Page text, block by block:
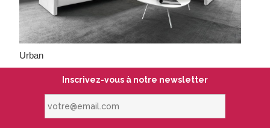
Urban
Inscrivez-vous à notre newsletter